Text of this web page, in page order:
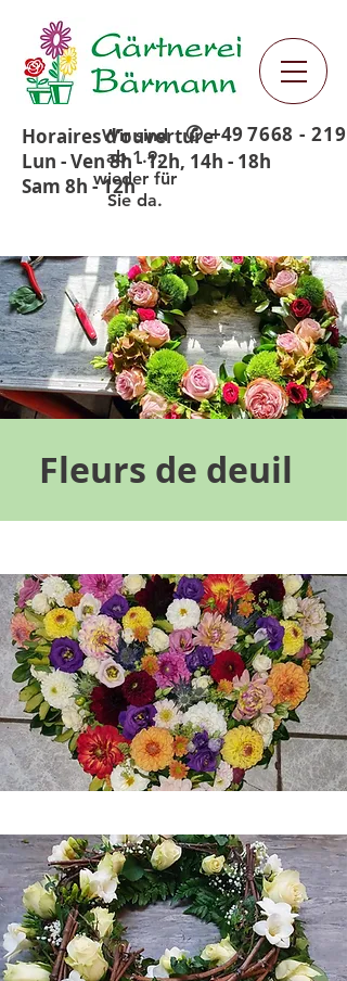
✆+49 7668 - 219
Horaires d’ouverture
Lun - Ven 8h - 12h, 14h - 18h
Sam 8h - 12h
Wir sind
ab 1.9.
wieder für
Sie da.
Fleurs de deuil